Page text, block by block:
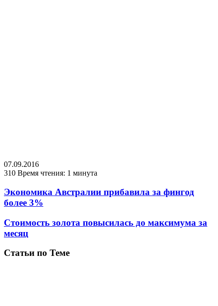
07.09.2016
310 Время чтения: 1 минута
Экономика Австралии прибавила за фингод
более 3%
Стоимость золота повысилась до максимума за
месяц
Статьи по Теме